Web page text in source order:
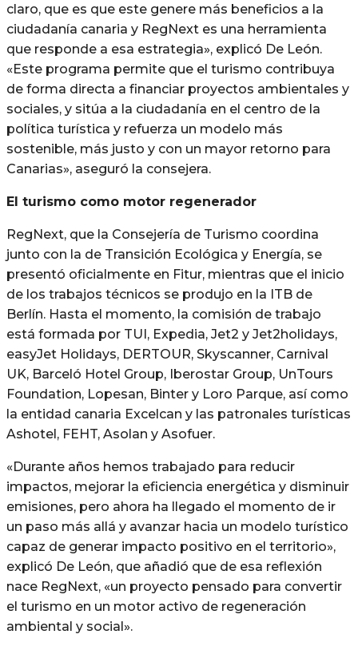
claro, que es que este genere más beneficios a la
ciudadanía canaria y RegNext es una herramienta
que responde a esa estrategia», explicó De León.
«Este programa permite que el turismo contribuya
de forma directa a financiar proyectos ambientales y
sociales, y sitúa a la ciudadanía en el centro de la
política turística y refuerza un modelo más
sostenible, más justo y con un mayor retorno para
Canarias», aseguró la consejera.
El turismo como motor regenerador
RegNext, que la Consejería de Turismo coordina
junto con la de Transición Ecológica y Energía, se
presentó oficialmente en Fitur, mientras que el inicio
de los trabajos técnicos se produjo en la ITB de
Berlín. Hasta el momento, la comisión de trabajo
está formada por TUI, Expedia, Jet2 y Jet2holidays,
easyJet Holidays, DERTOUR, Skyscanner, Carnival
UK, Barceló Hotel Group, Iberostar Group, UnTours
Foundation, Lopesan, Binter y Loro Parque, así como
la entidad canaria Excelcan y las patronales turísticas
Ashotel, FEHT, Asolan y Asofuer.
«Durante años hemos trabajado para reducir
impactos, mejorar la eficiencia energética y disminuir
emisiones, pero ahora ha llegado el momento de ir
un paso más allá y avanzar hacia un modelo turístico
capaz de generar impacto positivo en el territorio»,
explicó De León, que añadió que de esa reflexión
nace RegNext, «un proyecto pensado para convertir
el turismo en un motor activo de regeneración
ambiental y social».